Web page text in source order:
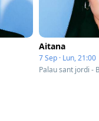
Aitana
7 Sep · Lun, 21:00
Palau sant jordi -